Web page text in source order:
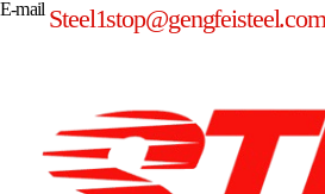
E-mail Steel1stop@gengfeisteel.com